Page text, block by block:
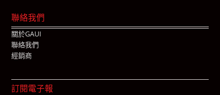
聯絡我們
關於GAUI
聯絡我們
經銷商
訂閱電子報